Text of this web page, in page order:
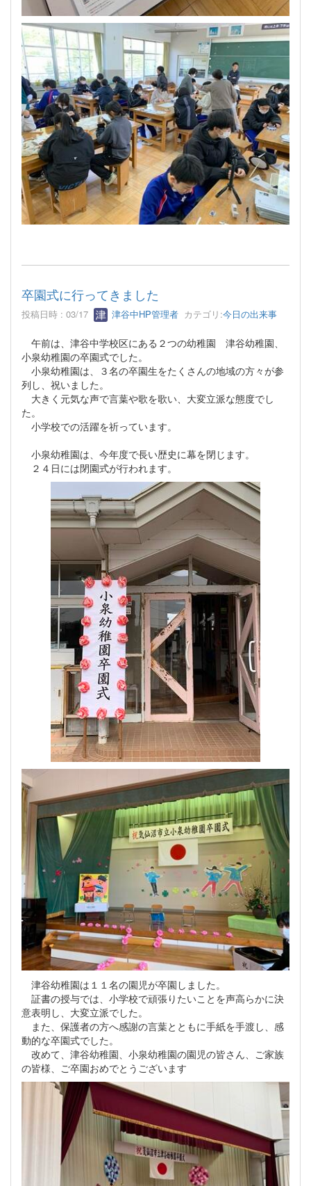
卒園式に行ってきました
投稿日時 : 03/17 津谷中HP管理者 カテゴリ:今日の出来事
午前は、津谷中学校区にある２つの幼稚園 津谷幼稚園、
小泉幼稚園の卒園式でした。
小泉幼稚園は、３名の卒園生をたくさんの地域の方々が参
列し、祝いました。
大きく元気な声で言葉や歌を歌い、大変立派な態度でし
た。
小学校での活躍を祈っています。
小泉幼稚園は、今年度で長い歴史に幕を閉じます。
２４日には閉園式が行われます。
津谷幼稚園は１１名の園児が卒園しました。
証書の授与では、小学校で頑張りたいことを声高らかに決
意表明し、大変立派でした。
また、保護者の方へ感謝の言葉とともに手紙を手渡し、感
動的な卒園式でした。
改めて、津谷幼稚園、小泉幼稚園の園児の皆さん、ご家族
の皆様、ご卒園おめでとうございます